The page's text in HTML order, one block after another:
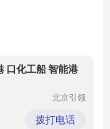
口化工船 智能港
北京引领
展示有限
公司
拨打电话